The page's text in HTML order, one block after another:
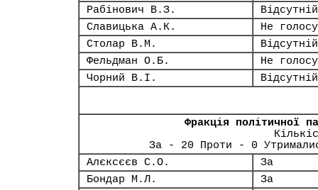
Рабінович В.З.
Відсутній
Славицька А.К.
Не
Столар В.М.
Відсутній
Фельдман О.Б.
Не
Чорний В.І.
Відсутній
Фракція політичної
За - 20 Проти - 0
Алєксєєв С.О.
За
Бондар М.Л.
За